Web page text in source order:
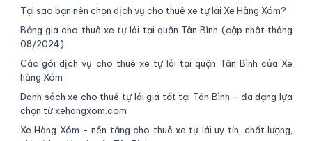
Tại sao bạn nên chọn dịch vụ cho thuê xe tự lái Xe Hàng Xóm?
Bảng giá cho thuê xe tự lái tại quận Tân Bình (cập nhật tháng
08/2024)
Các gói dịch vụ cho thuê xe tự lái tại quận Tân Bình của Xe
hàng Xóm
Danh sách xe cho thuê tự lái giá tốt tại Tân Bình - đa dạng lựa
chọn từ xehangxom.com
Xe Hàng Xóm - nền tảng cho thuê xe tự lái uy tín, chất lượng,